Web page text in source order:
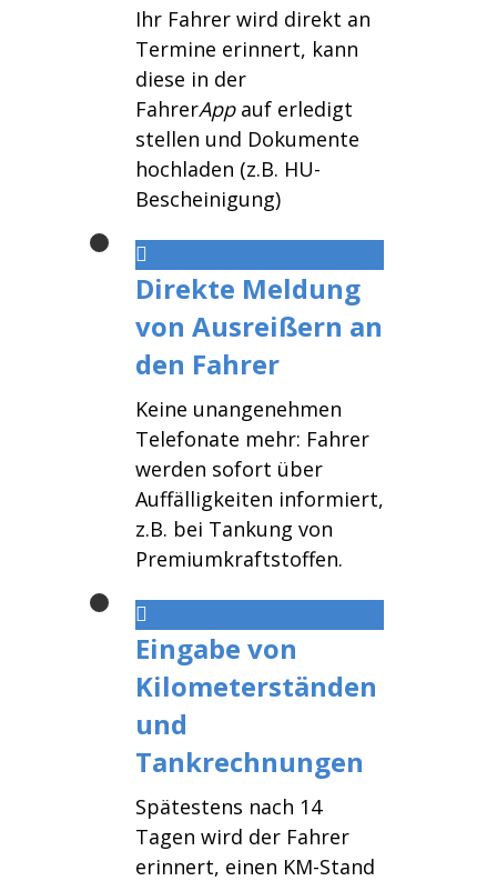
Ihr Fahrer wird direkt an
Termine erinnert, kann
diese in der
FahrerApp auf erledigt
stellen und Dokumente
hochladen (z.B. HU-
Bescheinigung)
Direkte Meldung
von Ausreißern an
den Fahrer
Keine unangenehmen
Telefonate mehr: Fahrer
werden sofort über
Auffälligkeiten informiert,
z.B. bei Tankung von
Premiumkraftstoffen.
Eingabe von
Kilometerständen
und
Tankrechnungen
Spätestens nach 14
Tagen wird der Fahrer
erinnert, einen KM-Stand